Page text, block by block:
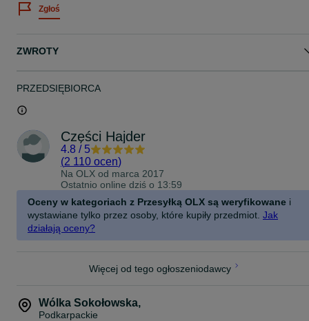
kasacjahajder.pl
Zgłoś
ZWROTY
PRZEDSIĘBIORCA
Części Hajder
4.8 / 5
(2 110 ocen)
Na OLX od marca 2017
Ostatnio online dziś o 13:59
Oceny w kategoriach z Przesyłką OLX są weryfikowane i
wystawiane tylko przez osoby, które kupiły przedmiot. Jak
działają oceny?
Więcej od tego ogłoszeniodawcy
Wólka Sokołowska,
Podkarpackie